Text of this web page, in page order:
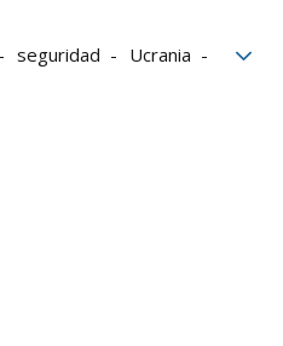
seguridad
Ucrania